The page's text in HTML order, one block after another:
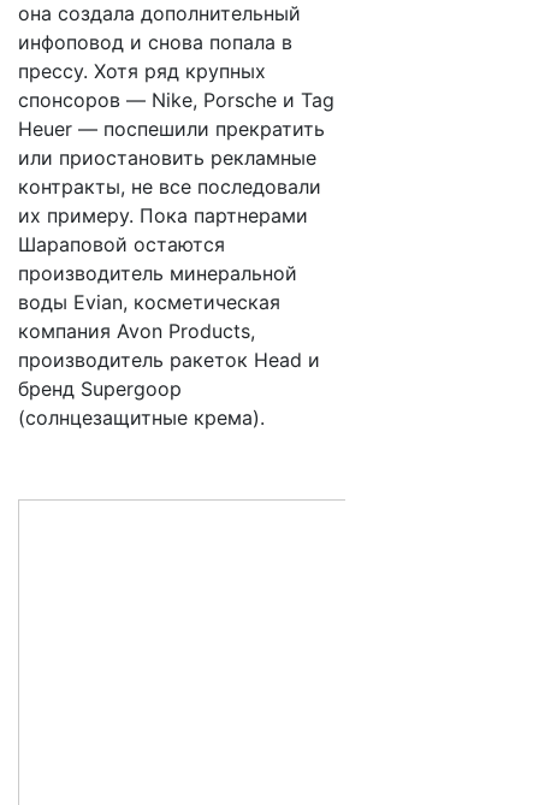
она создала дополнительный
инфоповод и снова попала в
прессу. Хотя ряд крупных
спонсоров — Nike, Porsche и Tag
Heuer — поспешили прекратить
или приостановить рекламные
контракты, не все последовали
их примеру. Пока партнерами
Шараповой остаются
производитель минеральной
воды Evian, косметическая
компания Avon Products,
производитель ракеток Head и
бренд Supergoop
(солнцезащитные крема).